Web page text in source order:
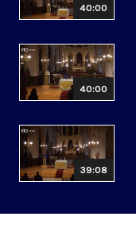
40:00
40:00
39:08